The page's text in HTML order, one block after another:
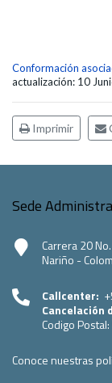
Conformación
actualización: 10
Imprimir
Sede
Carrera 20
Nariño -
Callcenter:
Cancelación
Codigo Postal:
Conoce nuestras